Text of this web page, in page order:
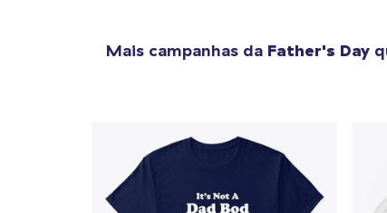
Mais campanhas da Father's Day